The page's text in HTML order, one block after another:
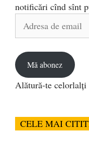
notificări cînd sînt
Adresa
Mă abonez
Alătură-te celorlalți
CELE MAI